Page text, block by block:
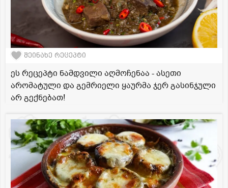
შეინახე რეცეპტი
ეს რეცეპტი ნამდვილი აღმოჩენაა - ასეთი
არომატული და გემრიელი ყაურმა ჯერ გასინჯული
არ გექნებათ!